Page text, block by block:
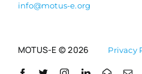
info@motus-e.org
MOTUS-E © 2026 Privacy